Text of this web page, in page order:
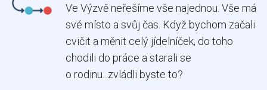
Ve Výzvě neřešíme vše najednou. Vše má
své místo a svůj čas. Když bychom začali
cvičit a měnit celý jídelníček, do toho
chodili do práce a starali se
o rodinu...zvládli byste to?